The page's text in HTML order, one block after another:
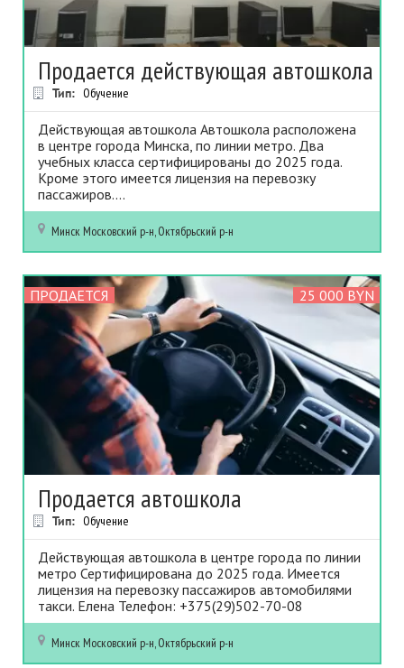
Продается действующая автошкола
Тип: Обучение
Действующая автошкола Автошкола расположена
в центре города Минска, по линии метро. Два
учебных класса сертифицированы до 2025 года.
Кроме этого имеется лицензия на перевозку
пассажиров....
Минск Московский р-н, Октябрьский р-н
ПРОДАЕТСЯ 25 000 BYN
Продается автошкола
Тип: Обучение
Действующая автошкола в центре города по линии
метро Сертифицирована до 2025 года. Имеется
лицензия на перевозку пассажиров автомобилями
такси. Елена Телефон: +375(29)502-70-08
Минск Московский р-н, Октябрьский р-н